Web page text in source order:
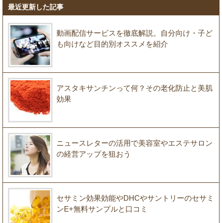
最近更新した記事
動画配信サービスを徹底解説。自分向け・子ど
も向けなど目的別オススメを紹介
アスタキサンチンって何？その老化防止と美肌
効果
ニュースレターの活用で美容室やエステサロン
の経営アップを狙おう
セサミン効果効能やDHCやサントリーのセサミ
ンE+無料サンプルと口コミ